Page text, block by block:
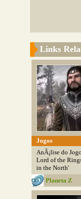
Links
Jogos
AnÃ¡lise do
Lord of the
in the North'
Planeta Z